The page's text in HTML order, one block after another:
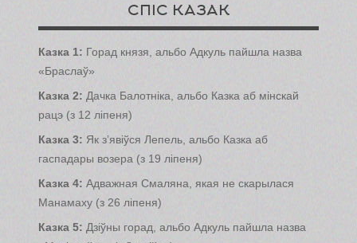
СПІС КАЗАК
Казка 1: Горад князя, альбо Адкуль пайшла назва
«Браслаў»
Казка 2: Дачка Балотніка, альбо Казка аб мінскай
рацэ (з 12 ліпеня)
Казка 3: Як з’явіўся Лепель, альбо Казка аб
гаспадары возера (з 19 ліпеня)
Казка 4: Адважная Смаляна, якая не скарылася
Манамаху (з 26 ліпеня)
Казка 5: Дзіўны горад, альбо Адкуль пайшла назва